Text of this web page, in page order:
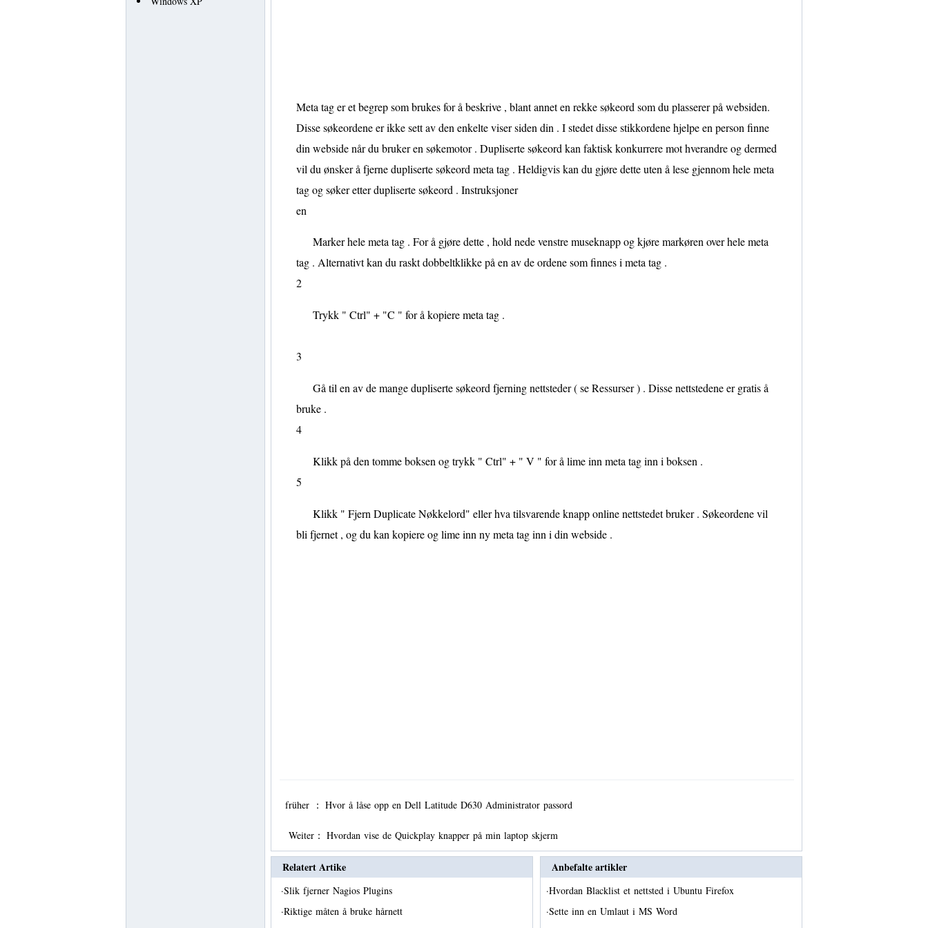
Meta tag er et begrep som brukes for å beskrive , blant annet en rekke søkeord som du plasserer på websiden.
Disse søkeordene er ikke sett av den enkelte viser siden din . I stedet disse stikkordene hjelpe en person finne
din webside når du bruker en søkemotor . Dupliserte søkeord kan faktisk konkurrere mot hverandre og dermed
vil du ønsker å fjerne dupliserte søkeord meta tag . Heldigvis kan du gjøre dette uten å lese gjennom hele meta
tag og søker etter dupliserte søkeord . Instruksjoner
en
Marker hele meta tag . For å gjøre dette , hold nede venstre museknapp og kjøre markøren over hele meta
tag . Alternativt kan du raskt dobbeltklikke på en av de ordene som finnes i meta tag .
2
Trykk " Ctrl" + "C " for å kopiere meta tag .
3
Gå til en av de mange dupliserte søkeord fjerning nettsteder ( se Ressurser ) . Disse nettstedene er gratis å
bruke .
4
Klikk på den tomme boksen og trykk " Ctrl" + " V " for å lime inn meta tag inn i boksen .
5
Klikk " Fjern Duplicate Nøkkelord" eller hva tilsvarende knapp online nettstedet bruker . Søkeordene vil
bli fjernet , og du kan kopiere og lime inn ny meta tag inn i din webside .
früher ： Hvor å låse opp en Dell Latitude D630 Administrator passord
Weiter： Hvordan vise de Quickplay knapper på min laptop skjerm
Relatert Artike
·Slik fjerner Nagios Plugins
·Riktige måten å bruke hårnett
Anbefalte artikler
·Hvordan Blacklist et nettsted i Ubuntu Firefox
·Sette inn en Umlaut i MS Word